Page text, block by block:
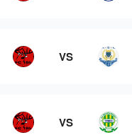
VS
VS